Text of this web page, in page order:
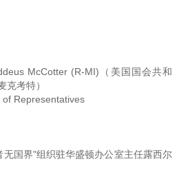
McCotter (R-MI)（美国国会共和
克考特）
Representatives
国界"组织驻华盛顿办公室主任露西尔